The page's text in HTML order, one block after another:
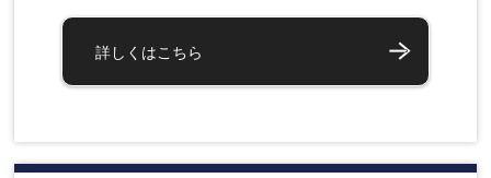
詳しくはこちら